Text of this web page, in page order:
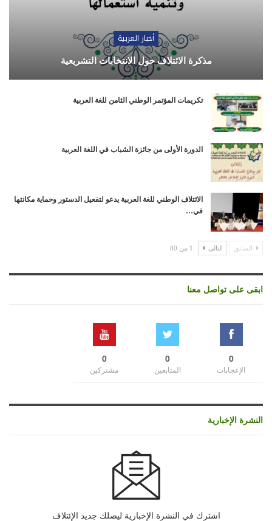
أخبار العربية
مذكرة الائتلاف حول الانتخابات التشريعية
تكريمات المؤتمر الوطني الثامن للغة العربية
الدورة الأولى من جائزة الشباب في اللغة العربية
الائتلاف الوطني للغة العربية يدعو لتفعيل الدستور وحماية مكانتها
في…
السابق التالي 1 من 80
ابقى على تواصل معنا
0
الإعجابات
0
المتابعين
0
مشتركين
النشرة الإخبارية
اشترك في النشرة الإخبارية ليصلك جديد الإئتلاف